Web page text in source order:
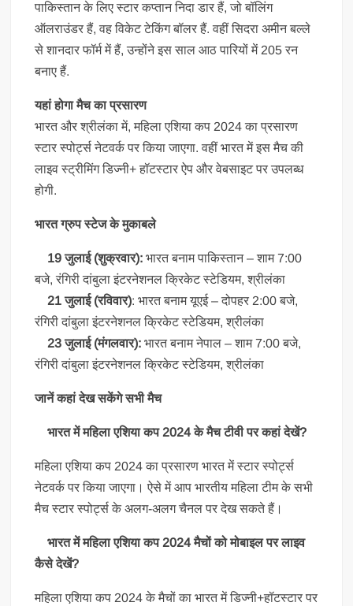
पाकिस्तान के लिए स्टार कप्तान निदा डार हैं, जो बॉल‍िंग
ऑलराउंडर हैं, वह विकेट टेकिंग बॉलर हैं. वहीं सिदरा अमीन बल्ले
से शानदार फॉर्म में हैं, उन्होंने इस साल आठ पारियों में 205 रन
बनाए हैं.
यहां होगा मैच का प्रसारण
भारत और श्रीलंका में, महिला एशिया कप 2024 का प्रसारण
स्टार स्पोर्ट्स नेटवर्क पर किया जाएगा. वहीं भारत में इस मैच की
लाइव स्ट्रीमिंग डिज्नी+ हॉटस्टार ऐप और वेबसाइट पर उपलब्ध
होगी.
भारत ग्रुप स्टेज के मुकाबले
19 जुलाई (शुक्रवार):भारत बनाम पाकिस्तान – शाम 7:00
बजे, रंगिरी दांबुला इंटरनेशनल क्रिकेट स्टेडियम, श्रीलंका
21 जुलाई (रविवार): भारत बनाम यूएई – दोपहर 2:00 बजे,
रंगिरी दांबुला इंटरनेशनल क्रिकेट स्टेडियम, श्रीलंका
23 जुलाई (मंगलवार): भारत बनाम नेपाल – शाम 7:00 बजे,
रंगिरी दांबुला इंटरनेशनल क्रिकेट स्टेडियम, श्रीलंका
जानें कहां देख सकेंगे सभी मैच
भारत में महिला एशिया कप 2024 के मैच टीवी पर कहां देखें?
महिला एशिया कप 2024 का प्रसारण भारत में स्टार स्पोर्ट्स
नेटवर्क पर किया जाएगा। ऐसे में आप भारतीय महिला टीम के सभी
मैच स्टार स्पोर्ट्स के अलग-अलग चैनल पर देख सकते हैं।
भारत में महिला एशिया कप 2024 मैचों को मोबाइल पर लाइव
कैसे देखें?
महिला एशिया कप 2024 के मैचों का भारत में डिज्नी+हॉटस्टार पर